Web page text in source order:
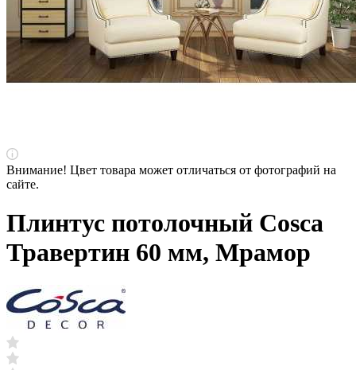
Внимание! Цвет товара может отличаться от фотографий на
сайте.
Плинтус потолочный Cosca
Травертин 60 мм, Мрамор